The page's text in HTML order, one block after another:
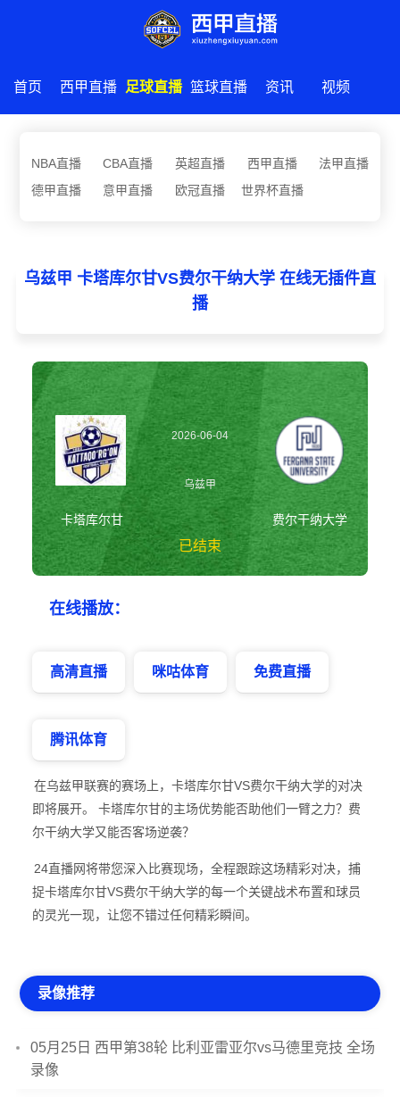
首页 西甲直播 足球直播 篮球直播 资讯 视频
NBA直播 CBA直播 英超直播 西甲直播
法甲直播
德甲直播
意甲直播 欧冠直播 世界杯直播
乌兹甲 卡塔库尔甘VS费尔干纳大学 在线无插件直
播
卡塔库尔甘
2026-06-04
20:30:00
乌兹甲
已结束
费尔干纳大学
在线播放：
高清直播 咪咕体育 免费直播
腾讯体育
在乌兹甲联赛的赛场上，卡塔库尔甘VS费尔干纳大学的对决
即将展开。 卡塔库尔甘的主场优势能否助他们一臂之力？费
尔干纳大学又能否客场逆袭？
24直播网将带您深入比赛现场，全程跟踪这场精彩对决，捕
捉卡塔库尔甘VS费尔干纳大学的每一个关键战术布置和球员
的灵光一现，让您不错过任何精彩瞬间。
录像推荐
05月25日 西甲第38轮 比利亚雷亚尔vs马德里竞技 全场
录像